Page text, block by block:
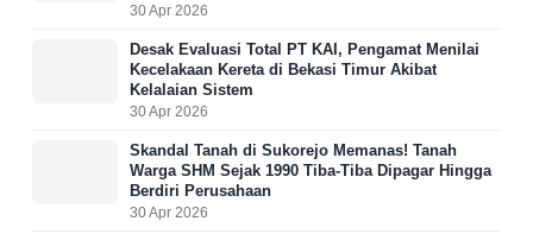
30 Apr 2026
Desak Evaluasi Total PT KAI, Pengamat Menilai
Kecelakaan Kereta di Bekasi Timur Akibat
Kelalaian Sistem
30 Apr 2026
Skandal Tanah di Sukorejo Memanas! Tanah
Warga SHM Sejak 1990 Tiba-Tiba Dipagar Hingga
Berdiri Perusahaan
30 Apr 2026